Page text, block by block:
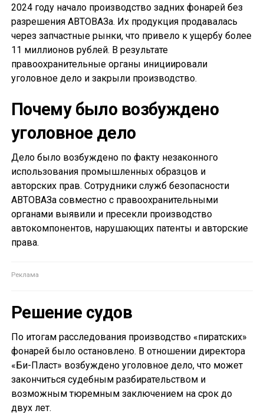
2024 году начало производство задних фонарей без
разрешения АВТОВАЗа. Их продукция продавалась
через запчастные рынки, что привело к ущербу более
11 миллионов рублей. В результате
правоохранительные органы инициировали
уголовное дело и закрыли производство.
Почему было возбуждено
уголовное дело
Дело было возбуждено по факту незаконного
использования промышленных образцов и
авторских прав. Сотрудники служб безопасности
АВТОВАЗа совместно с правоохранительными
органами выявили и пресекли производство
автокомпонентов, нарушающих патенты и авторские
права.
Решение судов
По итогам расследования производство «пиратских»
фонарей было остановлено. В отношении директора
«Би-Пласт» возбуждено уголовное дело, что может
закончиться судебным разбирательством и
возможным тюремным заключением на срок до
двух лет.